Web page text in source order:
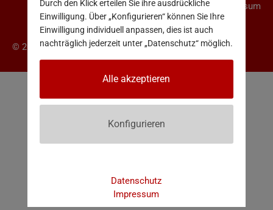
Impressum
© 2025 Immo Analytics GmbH
Durch den Klick erteilen Sie ihre ausdrückliche
Einwilligung. Über „Konfigurieren“ können Sie Ihre
Einwilligung individuell anpassen, dies ist auch
nachträglich jederzeit unter „Datenschutz“ möglich.
Alle akzeptieren
Konfigurieren
Datenschutz
Impressum